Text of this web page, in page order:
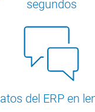
segundos
del ERP en